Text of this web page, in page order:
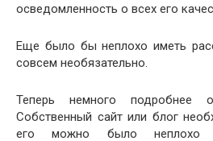
осведомленность о всех его
Еще было бы неплохо иметь
совсем необязательно.
Теперь немного подробнее
Собственный сайт или блог
его можно было неплохо